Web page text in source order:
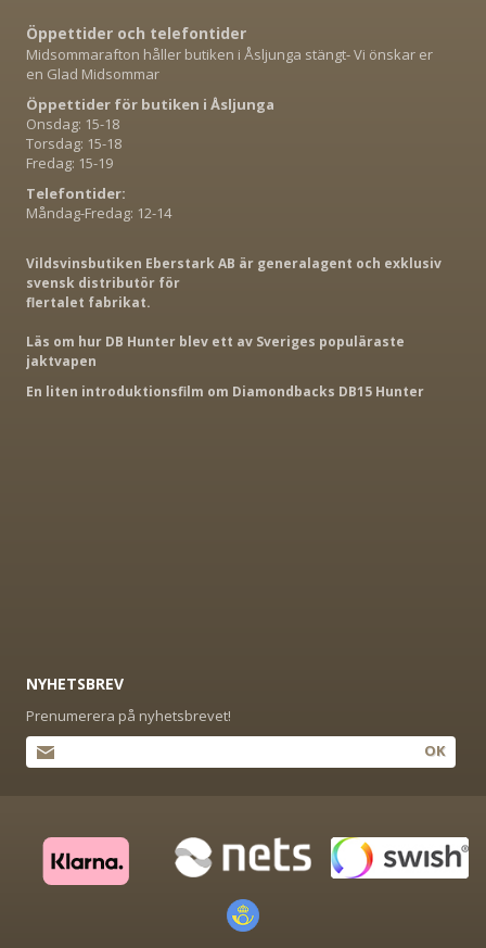
Öppettider och telefontider
Midsommarafton håller butiken i Åsljunga stängt- Vi önskar er
en Glad Midsommar
Öppettider för butiken i Åsljunga
Onsdag: 15-18
Torsdag: 15-18
Fredag: 15-19
Telefontider:
Måndag-Fredag: 12-14
Vildsvinsbutiken Eberstark AB är generalagent och exklusiv
svensk distributör för
flertalet fabrikat.
Läs om hur DB Hunter blev ett av Sveriges populäraste
jaktvapen
En liten introduktionsfilm om Diamondbacks DB15 Hunter
NYHETSBREV
Prenumerera på nyhetsbrevet!
OK